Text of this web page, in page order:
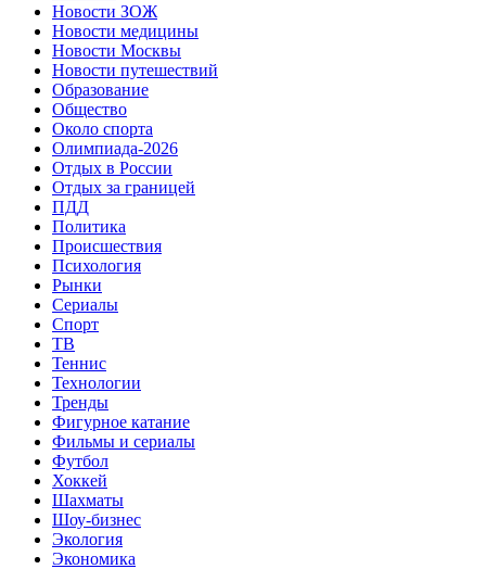
Новости ЗОЖ
Новости медицины
Новости Москвы
Новости путешествий
Образование
Общество
Около спорта
Олимпиада-2026
Отдых в России
Отдых за границей
ПДД
Политика
Происшествия
Психология
Рынки
Сериалы
Спорт
ТВ
Теннис
Технологии
Тренды
Фигурное катание
Фильмы и сериалы
Футбол
Хоккей
Шахматы
Шоу-бизнес
Экология
Экономика